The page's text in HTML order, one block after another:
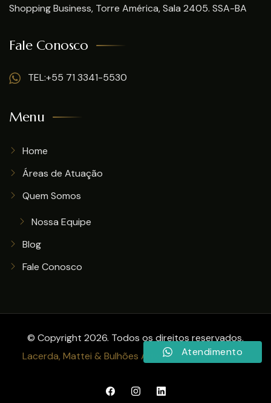
Shopping Business, Torre América, Sala 2405. SSA-BA
Fale Conosco
TEL:+55 71 3341-5530
Menu
Home
Áreas de Atuação
Quem Somos
Nossa Equipe
Blog
Fale Conosco
© Copyright 2026. Todos os direitos reservados.
Lacerda, Mattei & Bulhões Advogados Associados
Atendimento